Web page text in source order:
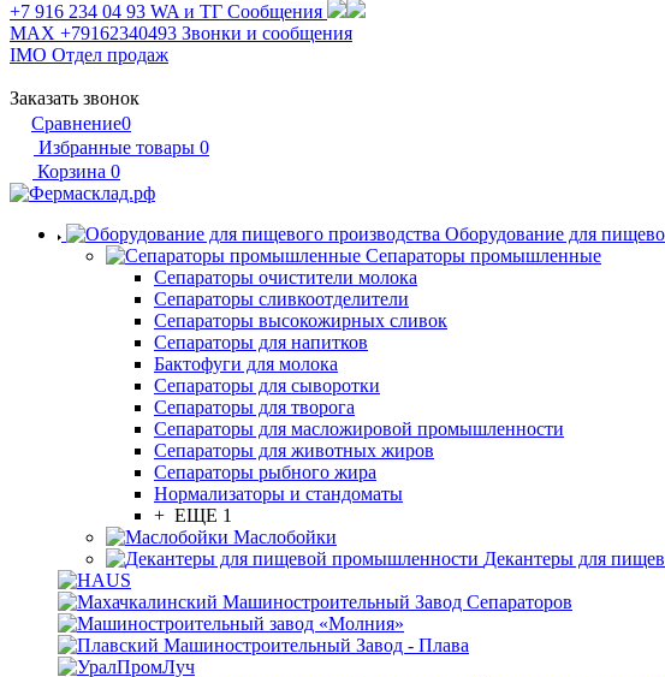
+7 916 234 04 93 WA и ТГ Сообщения
MAX +79162340493 Звонки и сообщения
IMO Отдел продаж
Заказать звонок
Сравнение0
Избранные товары 0
Корзина 0
Оборудование для
Сепараторы промышленные
Сепараторы очистители молока
Сепараторы сливкоотделители
Сепараторы высокожирных сливок
Сепараторы для напитков
Бактофуги для молока
Сепараторы для сыворотки
Сепараторы для творога
Сепараторы для масложировой промышленности
Сепараторы для животных жиров
Сепараторы рыбного жира
Нормализаторы и стандоматы
+ ЕЩЕ 1
Маслобойки
Декантеры для